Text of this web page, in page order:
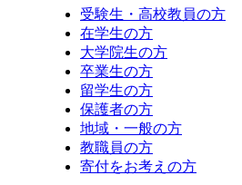
受験生・高校教員の方
在学生の方
大学院生の方
卒業生の方
留学生の方
保護者の方
地域・一般の方
教職員の方
寄付をお考えの方